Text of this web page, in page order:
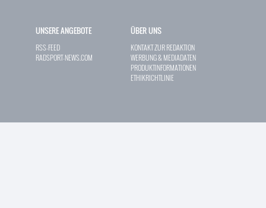
UNSERE ANGEBOTE
RSS-FEED
RADSPORT-NEWS.COM
ÜBER UNS
KONTAKT ZUR REDAKTION
WERBUNG & MEDIADATEN
PRODUKTINFORMATIONEN
ETHIKRICHTLINIE